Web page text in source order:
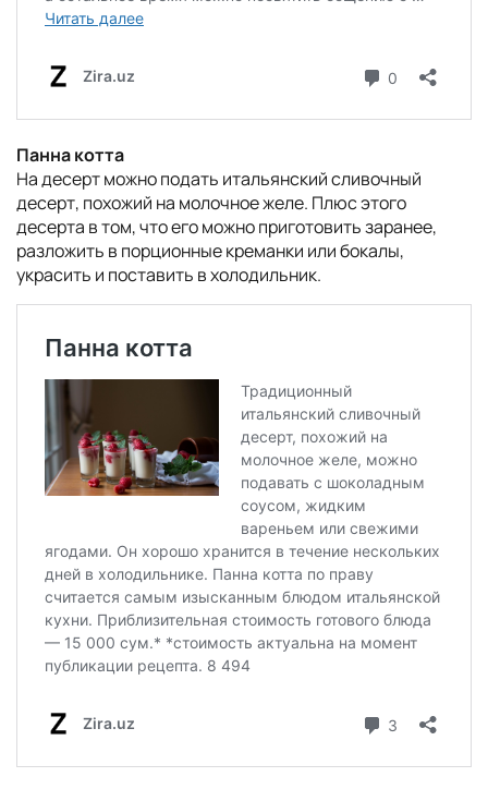
Панна котта
На десерт можно подать итальянский сливочный
десерт, похожий на молочное желе. Плюс этого
десерта в том, что его можно приготовить заранее,
разложить в порционные креманки или бокалы,
украсить и поставить в холодильник.